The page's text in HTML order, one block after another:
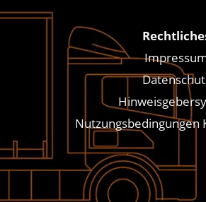
Nutzungsbedingungen